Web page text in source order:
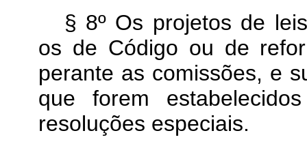
§ 8º Os projetos de
os de Código ou de
perante as comissões, e
que forem
resoluções especiais.